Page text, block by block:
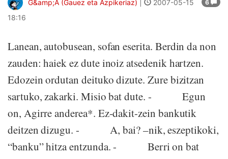
6
G&amp;A (Gauez eta Azpikeriaz)
2007-05-15
18:16
Lanean, autobusean, sofan eserita. Berdin da non
zauden: haiek ez dute inoiz atsedenik hartzen.
Edozein ordutan deituko dizute. Zure bizitzan
sartuko, zakarki. Misio bat dute. - Egun
on, Agirre anderea*. Ez-dakit-zein bankutik
deitzen dizugu. - A, bai? –nik, eszeptikoki,
“banku” hitza entzunda. - Berri on bat